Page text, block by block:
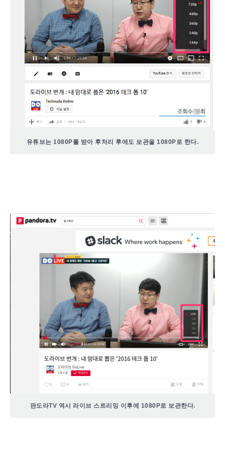
유튜브는 1080P를 받아 후처리 후에도 보관을 1080P로 한다.
판도라TV 역시 라이브 스트리밍 이후에 1080P로 보관한다.